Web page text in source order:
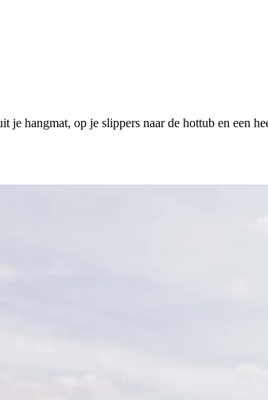
hangmat, op je slippers naar de hottub en een